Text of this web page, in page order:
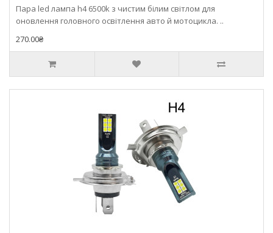
Пара led лампа h4 6500k з чистим білим світлом для
оновлення головного освітлення авто й мотоцикла. ..
270.00₴